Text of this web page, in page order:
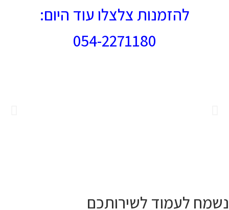
להזמנות צלצלו עוד היום:
054-2271180
נשמח לעמוד לשירותכם